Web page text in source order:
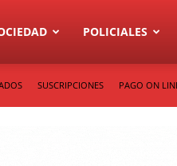
POLICIALES
SUSCRIPCIONES PAGO ON